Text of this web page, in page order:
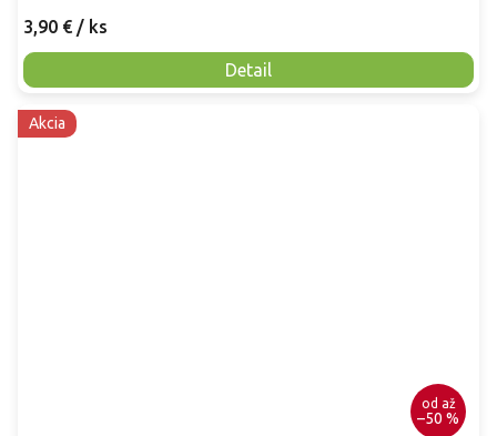
3,90 € / ks
Detail
Akcia
od až
–50 %